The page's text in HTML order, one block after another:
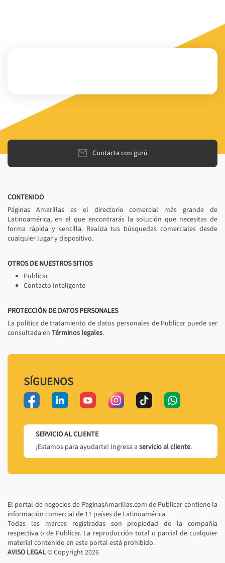
Contacta con gurú
CONTENIDO
Páginas Amarillas es el directorio comercial más grande de
Latinoamérica, en el que encontrarás la solución que necesitas de
forma rápida y sencilla. Realiza tus búsquedas comerciales desde
cualquier lugar y dispositivo.
OTROS DE NUESTROS SITIOS
Publicar
Contacto Inteligente
PROTECCIÓN DE DATOS PERSONALES
La política de tratamiento de datos personales de Publicar puede ser
consultada en Términos legales.
SÍGUENOS
SERVICIO AL CLIENTE
¡Estamos para ayudarte! Ingresa a servicio al cliente.
El portal de negocios de PaginasAmarillas.com de Publicar contiene la
información comercial de 11 países de Latinoamérica.
Todas las marcas registradas son propiedad de la compañía
respectiva o de Publicar. La reproducción total o parcial de cualquier
material contenido en este portal está prohibido.
AVISO LEGAL© Copyright2026